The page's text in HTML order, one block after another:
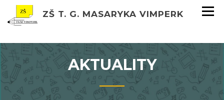
ZŠ T. G. MASARYKA VIMPERK
AKTUALITY